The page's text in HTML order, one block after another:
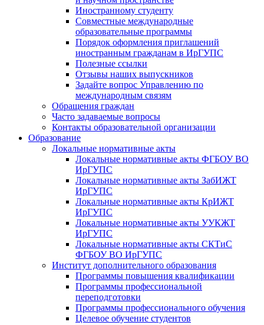
Иностранному студенту
Совместные международные
образовательные программы
Порядок оформления приглашений
иностранным гражданам в ИрГУПС
Полезные ссылки
Отзывы наших выпускников
Задайте вопрос Управлению по
международным связям
Обращения граждан
Часто задаваемые вопросы
Контакты образовательной организации
Образование
Локальные нормативные акты
Локальные нормативные акты ФГБОУ ВО
ИрГУПС
Локальные нормативные акты ЗабИЖТ
ИрГУПС
Локальные нормативные акты КрИЖТ
ИрГУПС
Локальные нормативные акты УУКЖТ
ИрГУПС
Локальные нормативные акты СКТиС
ФГБОУ ВО ИрГУПС
Институт дополнительного образования
Программы повышения квалификации
Программы профессиональной
переподготовки
Программы профессионального обучения
Целевое обучение студентов